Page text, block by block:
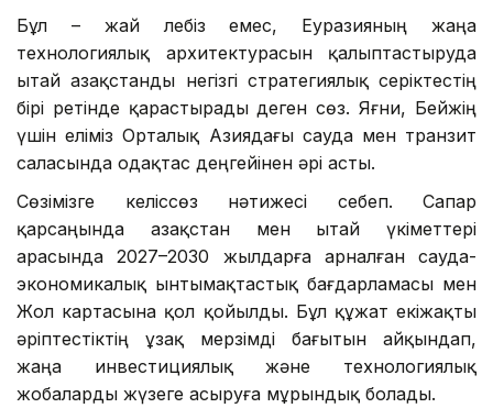
Бұл – жай лебіз емес, Еуразияның жаңа
технологиялық архитектурасын қалыптастыруда
Қытай Қазақстанды негізгі стратегиялық серіктестің
бірі ретінде қарастырады деген сөз. Яғни, Бейжің
үшін еліміз Орталық Азиядағы сауда мен транзит
саласында одақтас деңгейінен әрі асты.
Сөзімізге келіссөз нәтижесі себеп. Сапар
қарсаңында Қазақстан мен Қытай үкіметтері
арасында 2027–2030 жылдарға арналған сауда-
экономикалық ынтымақтастық бағдарламасы мен
Жол картасына қол қойылды. Бұл құжат екіжақты
әріптестіктің ұзақ мерзімді бағытын айқындап,
жаңа инвестициялық және технологиялық
жобаларды жүзеге асыруға мұрындық болады.